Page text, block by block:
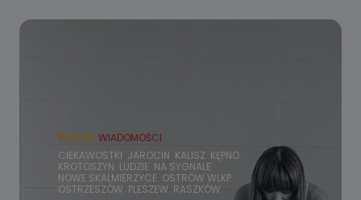
REGION WIADOMOŚCI
CIEKAWOSTKI JAROCIN KALISZ KĘPNO
KROTOSZYN LUDZIE NA SYGNALE
NOWE SKALMIERZYCE OSTRÓW WLKP.
OSTRZESZÓW PLESZEW RASZKÓW